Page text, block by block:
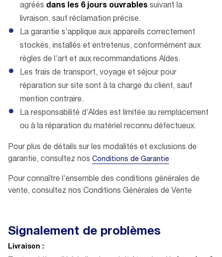
agréés dans les 6 jours ouvrables suivant la
livraison, sauf réclamation précise.
La garantie s’applique aux appareils correctement
stockés, installés et entretenus, conformément aux
règles de l’art et aux recommandations Aldes.
Les frais de transport, voyage et séjour pour
réparation sur site sont à la charge du client, sauf
mention contraire.
La responsabilité d’Aldes est limitée au remplacement
ou à la réparation du matériel reconnu défectueux.
Pour plus de détails sur les modalités et exclusions de
garantie, consultez nos Conditions de Garantie
Pour connaître l’ensemble des conditions générales de
vente, consultez nos Conditions Générales de Vente
Signalement de problèmes
Livraison :